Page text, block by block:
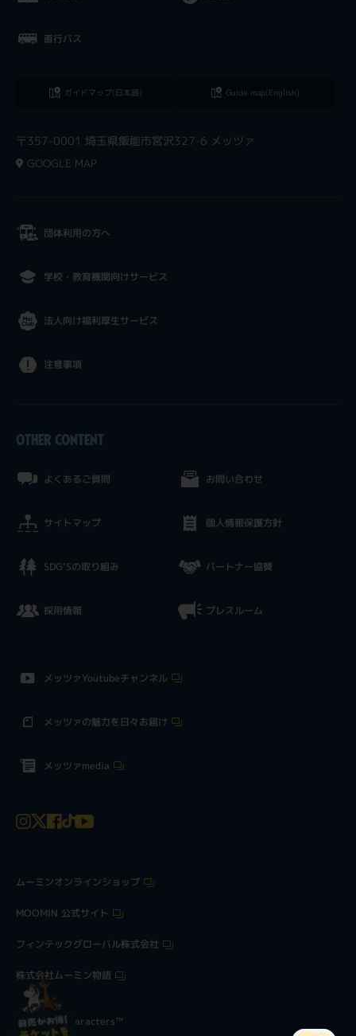
直行バス
ガイドマップ(日本語) Guide map(English)
〒357-0001 埼玉県飯能市宮沢327-6 メッツァ
GOOGLE MAP
団体利用の方へ
学校・教育機関向けサービス
法人向け福利厚生サービス
注意事項
OTHER CONTENT
よくあるご質問
サイトマップ
SDG’Sの取り組み
採用情報
お問い合わせ
個人情報保護方針
パートナー協賛
プレスルーム
メッツァYoutubeチャンネル
メッツァの魅力を日々お届け
メッツァmedia
ムーミンオンラインショップ
MOOMIN 公式サイト
フィンテックグローバル株式会社
株式会社ムーミン物語
©Moomin Characters™